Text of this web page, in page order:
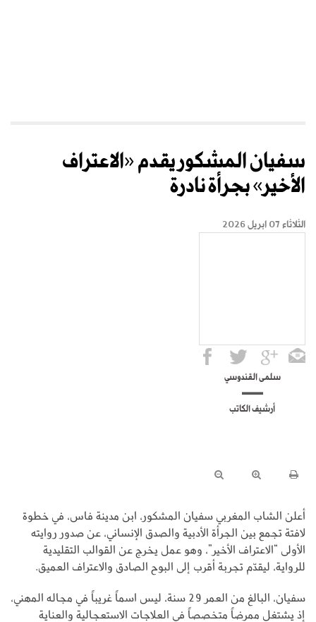
سفيان المشكور يقدم «الاعتراف
الأخير» بجرأة نادرة
الثلاثاء 07 ابريل 2026
سلمى القندوسي
أرشيف الكاتب
أعلن الشاب المغربي سفيان المشكور، ابن مدينة فاس، في خطوة
لافتة تجمع بين الجرأة الأدبية والصدق الإنساني، عن صدور روايته
الأولى “الاعتراف الأخير”، وهو عمل يخرج عن القوالب التقليدية
للرواية، ليقدّم تجربة أقرب إلى البوح الصادق والاعتراف العميق.
سفيان، البالغ من العمر 29 سنة، ليس اسماً غريباً في مجاله المهني،
إذ يشتغل ممرضاً متخصصاً في العلاجات الاستعجالية والعناية